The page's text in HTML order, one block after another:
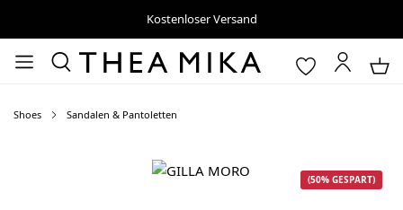
Kostenloser Versand
Shoes Sandalen & Pantoletten
Bildergalerie überspringen
(50% GESPART)